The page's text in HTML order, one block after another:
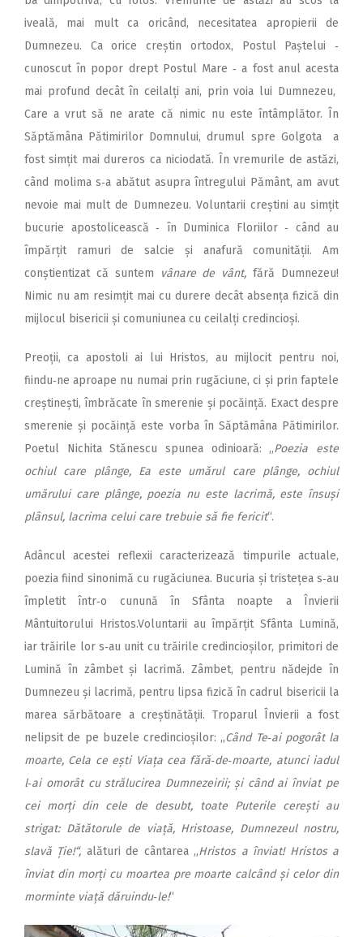
iveală, mai mult ca oricând, necesitatea apropierii de
Dumnezeu. Ca orice creștin ortodox, Postul Paștelui ‑
cunoscut în popor drept Postul Mare ‑ a fost anul acesta
mai profund decât în ceilalți ani, prin voia lui Dumnezeu,
Care a vrut să ne arate că nimic nu este întâmplător. În
Săptămâna Pătimirilor Domnului, drumul spre Golgota a
fost simțit mai dureros ca niciodată. În vremurile de astăzi,
când molima s‑a abătut asupra întregului Pământ, am avut
nevoie mai mult de Dumnezeu. Voluntarii creștini au simțit
bucurie apostolicească ‑ în Duminica Floriilor ‑ când au
împărțit ramuri de salcie și anafură comunității. Am
conștientizat că suntem
vânare de vânt, fără Dumnezeu!
Nimic nu am resimțit mai cu durere decât absența fizică din
mijlocul bisericii și comuniunea cu ceilalți credincioși.
Preoții, ca apostoli ai lui Hristos, au mijlocit pentru noi,
fiindu‑ne aproape nu numai prin rugăciune, ci și prin faptele
creștinești, îmbrăcate în smerenie și pocăință. Exact despre
smerenie și pocăință este vorba în Săptămâna Pătimirilor.
Poetul Nichita Stănescu spunea odinioară: ,,Poezia este
ochiul care plânge, Ea este umărul care plânge, ochiul
umărului care plânge, poezia nu este lacrimă, este însuși
plânsul, lacrima celui care trebuie să fie fericit“.
Adâncul acestei reflexii caracterizează timpurile actuale,
poezia fiind sinonimă cu rugăciunea. Bucuria și tristețea s‑au
împletit într‑o cunună în Sfânta noapte a Învierii
Mântuitorului Hristos.Voluntarii au împărțit Sfânta Lumină,
iar trăirile lor s‑au unit cu trăirile credincioșilor, primitori de
Lumină în zâmbet și lacrimă. Zâmbet, pentru nădejde în
Dumnezeu și lacrimă, pentru lipsa fizică în cadrul bisericii la
marea sărbătoare a creștinătății. Troparul Învierii a fost
nelipsit de pe buzele credincioșilor: ,,Când Te‑ai pogorât la
moarte, Cela ce ești Viața cea fără‑de‑moarte, atunci iadul
l‑ai omorât cu strălucirea Dumnezeirii; și când ai înviat pe
cei morți din cele de desubt, toate Puterile cerești au
strigat: Dătătorule de viață, Hristoase, Dumnezeul nostru,
slavă Ție!“, alături de cântarea ,,Hristos a înviat! Hristos a
înviat din morți cu moartea pre moarte calcând și celor din
morminte viață dăruindu‑le!“